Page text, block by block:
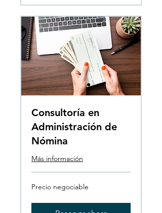
Consultoría en
Administración de
Nómina
Más información
Precio
negociable
Precio negociable